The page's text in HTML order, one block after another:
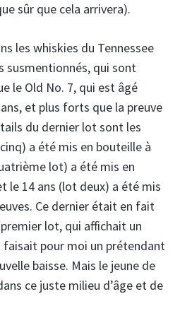
sûr que cela arrivera).
les whiskies du Tennessee
susmentionnés, qui sont
le Old No. 7, qui est âgé
et plus forts que la preuve
du dernier lot sont les
a été mis en bouteille à
lot) a été mis en
le 14 ans (lot deux) a été mis
Ce dernier était en fait
lot, qui affichait un
faisait pour moi un prétendant
baisse. Mais le jeune de
ce juste milieu d’âge et de